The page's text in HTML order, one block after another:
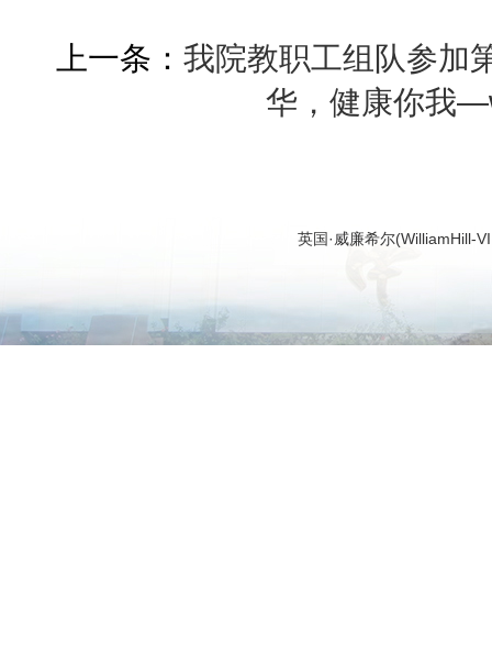
上一条： 我院教职工组队参加
华，健康你我
英国·威廉希尔(WilliamHill-